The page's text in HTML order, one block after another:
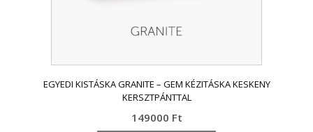
EGYEDI KISTÁSKA GRANITE – GEM KÉZITÁSKA KESKENY
KERSZTPÁNTTAL
149000 Ft